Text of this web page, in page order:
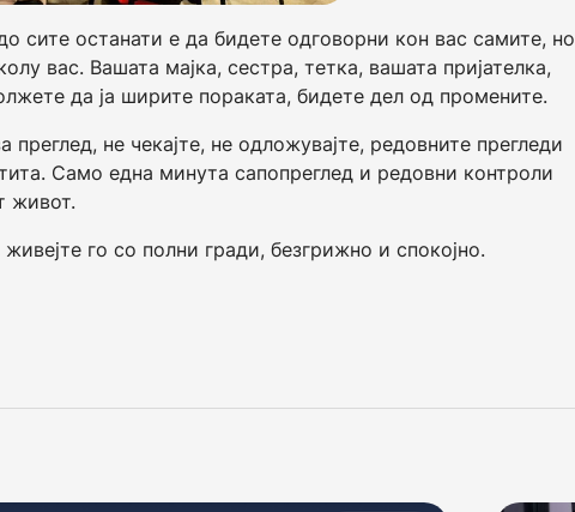
сите останати е да бидете одговорни кон вас самите, но
вас. Вашата мајка, сестра, тетка, вашата пријателка,
да ја ширите пораката, бидете дел од промените.
преглед, не чекајте, не одложувајте, редовните прегледи
Само една минута сапопреглед и редовни контроли
живот.
го со полни гради, безгрижно и спокојно.